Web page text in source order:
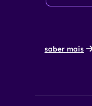
saber mais